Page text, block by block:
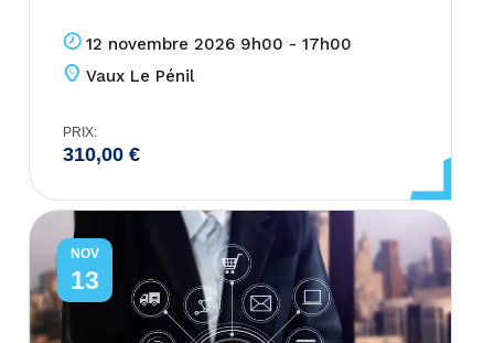
12 novembre 2026 9h00 - 17h00
Vaux Le Pénil
PRIX:
310,00€
NOV
13